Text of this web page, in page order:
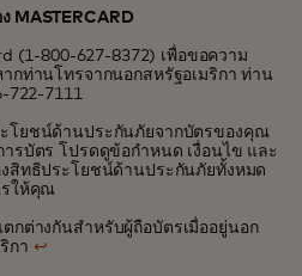
MASTERCARD
(1-800-627-8372) เพื่อขอความ
กท่านโทรจากนอกสหรัฐอเมริกา ท่าน
722-7111
โยชน์ด้านประกันภัยจากบัตรของคุณ
รบัตร โปรดดูข้อกำหนด เงื่อนไข และ
สิทธิประโยชน์ด้านประกันภัยทั้งหมด
รให้คุณ
กต่างกันสำหรับผู้ถือบัตรเมื่ออยู่นอก
กา ↩